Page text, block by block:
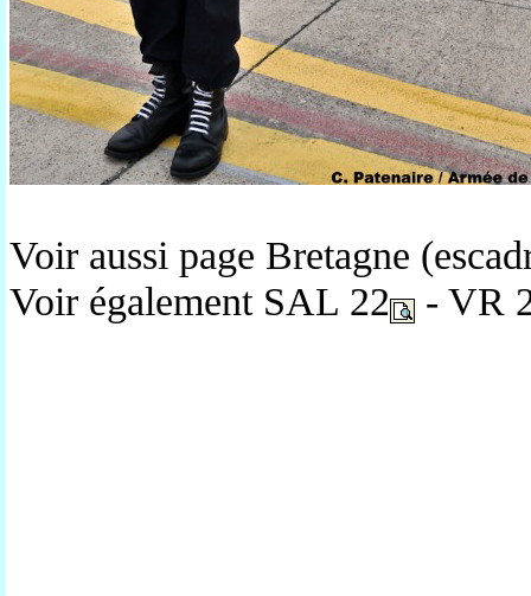
Voir aussi page Bretagne
Voir également SAL 22
- VR